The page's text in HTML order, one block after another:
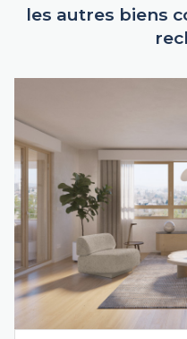
les autres biens